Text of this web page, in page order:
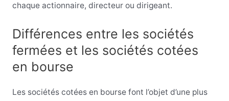
chaque actionnaire, directeur ou dirigeant.
Différences entre les sociétés
fermées et les sociétés cotées
en bourse
Les sociétés cotées en bourse font l’objet d’une plus